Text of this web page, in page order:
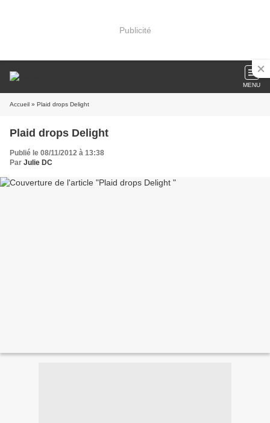
Publicité
MENU
Accueil » Plaid drops Delight
Plaid drops Delight
Publié le 08/11/2012 à 13:38
Par Julie DC